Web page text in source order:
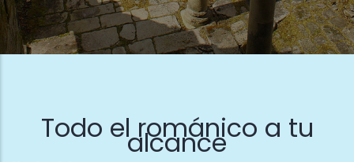
Todo el románico a tu
alcance